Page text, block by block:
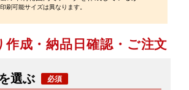
刷可能サイズは異なります。
作成・納品日確認・ご注文
選ぶ